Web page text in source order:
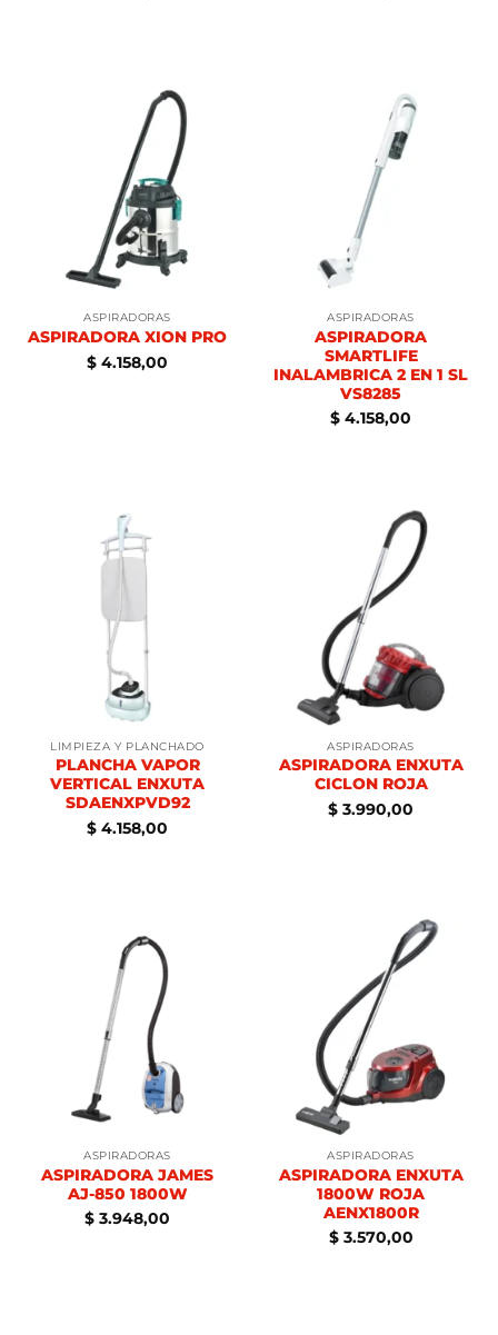
ASPIRADORAS
ASPIRADORA XION PRO
$ 4.158,00
ASPIRADORAS
ASPIRADORA
SMARTLIFE
INALAMBRICA 2 EN 1 SL
VS8285
$ 4.158,00
LIMPIEZA Y PLANCHADO
PLANCHA VAPOR
VERTICAL ENXUTA
SDAENXPVD92
$ 4.158,00
ASPIRADORAS
ASPIRADORA ENXUTA
CICLON ROJA
$ 3.990,00
ASPIRADORAS
ASPIRADORA JAMES
AJ-850 1800W
$ 3.948,00
ASPIRADORAS
ASPIRADORA ENXUTA
1800W ROJA
AENX1800R
$3.570,00